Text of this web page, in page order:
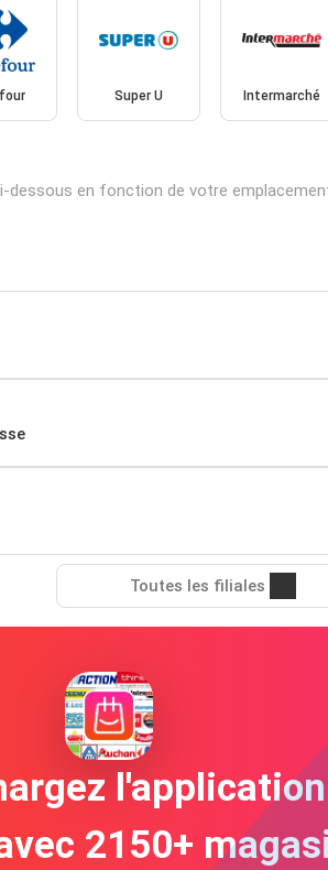
Super U Intermarché
dessous en fonction de votre
Toutes les filiales
l'application
2150+